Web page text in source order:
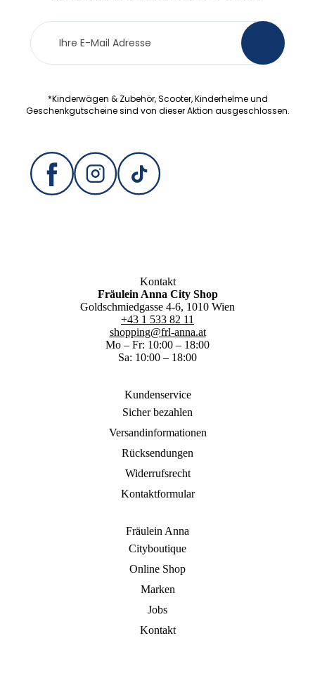
Newsletter
Anmeldung
*Kinderwägen & Zubehör, Scooter, Kinderhelme und
Geschenkgutscheine sind von dieser Aktion ausgeschlossen.
Kontakt
Fräulein Anna City Shop
Goldschmiedgasse 4-6, 1010 Wien
+43 1 533 82 11
shopping@frl-anna.at
Mo – Fr: 10:00 – 18:00
Sa: 10:00 – 18:00
Kundenservice
Sicher bezahlen
Versandinformationen
Rücksendungen
Widerrufsrecht
Kontaktformular
Fräulein Anna
Cityboutique
Online Shop
Marken
Jobs
Kontakt